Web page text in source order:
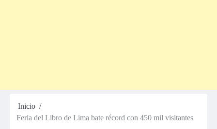
Inicio
Feria del Libro de Lima bate récord con 450 mil visitantes